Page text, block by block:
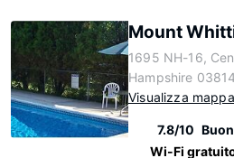
Mount
1695 NH-16,
Hampshire
Visualizza mappa
7.8/10
Wi-Fi